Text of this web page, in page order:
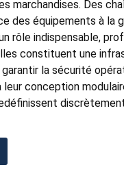
marchandises. Des
des équipements à
rôle indispensable,
constituent une
garantir la sécurité
conception